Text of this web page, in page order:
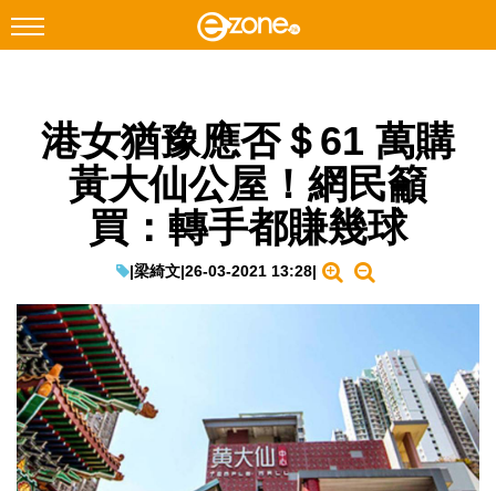
Facebook Instagram
科技焦點
教學評測
EduTech
IT Times
生成式AI與雲端應用
Enterprise Digital Transformation
港女猶豫應否＄61 萬購
黃大仙公屋！網民籲
買：轉手都賺幾球
|梁綺文|26-03-2021 13:28|